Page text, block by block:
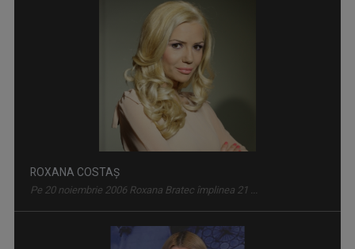
Emisiune de dezbateri pe teme sociale și de ...
„Energia Z” evocă dinamismul tinerilor care, ...
ROXANA COSTAŞ
Pe 20 noiembrie 2006 Roxana Bratec împlinea 21 ...